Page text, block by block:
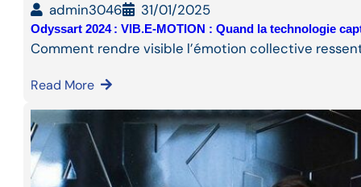
admin3046 31/01/2025
Odyssart 2024 : VIB.E-MOTION : Quand la technologie
Comment rendre visible l’émotion collective
Read More